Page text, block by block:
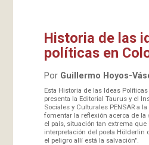
Historia de las
políticas en
Por Guillermo Hoyos-
Esta Historia de las Ideas
presenta la Editorial Taurus y el
Sociales y Culturales PENSAR a
fomentar la reflexión acerca de la
el país, situación tan extrema
interpretación del poeta Hölderlin
el peligro allí está la salvación".